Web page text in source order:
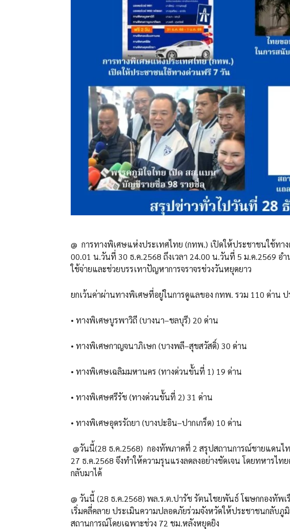
@ การทางพิเศษแห่งประเทศไทย (กทพ.) เปิดให้ประชาชนใช้ทา
00.01 น.วันที่ 30 ธ.ค.2568 ถึงเวลา 24.00 น.วันที่ 5 ม.ค.2569 อำ
ใช้จ่ายและช่วยบรรเทาปัญหาการจราจรช่วงวันหยุดยาว
ยกเว้นค่าผ่านทางพิเศษที่อยู่ในการดูแลของ กทพ. รวม 110 ด่าน ป
• ทางพิเศษบูรพาวิถี (บางนา–ชลบุรี) 20 ด่าน
• ทางพิเศษกาญจนาภิเษก (บางพลี–สุขสวัสดิ์) 30 ด่าน
• ทางพิเศษเฉลิมมหานคร (ทางด่วนขั้นที่ 1) 19 ด่าน
• ทางพิเศษศรีรัช (ทางด่วนขั้นที่ 2) 31 ด่าน
• ทางพิเศษอุดรรัถยา (บางปะอิน–ปากเกร็ด) 10 ด่าน
@วันนี้(28 ธ.ค.2568) กองทัพภาคที่ 2 สรุปสถานการณ์ชายแดนไ
27 ธ.ค.2568 จึงทำให้ความรุนแรงลดลงอย่างชัดเจน โดยทหาร
กลับมาได้
@ วันนี้ (28 ธ.ค.2568) พล.ร.ต.ปารัช รัตนไชยพันธ์ โฆษกกองทัพ
เริ่มคลี่คลาย ประเมินความปลอดภัยร่วมจังหวัดให้ประชาชนกลับภู
สถานการณ์โดยเฉพาะช่วง 72 ชม.หลังหยุดยิง